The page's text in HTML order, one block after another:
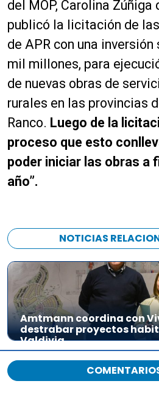
del MOP, Carolina Zúñiga
publicó la licitación de
de APR con una
mil millones, para
de nuevas obras de
rurales en las provincias
Ranco. Luego de la
proceso que esto
poder iniciar las obras a
año”.
NOTICIAS
Amtmann coordina con
destrabar proyectos
Valdivia